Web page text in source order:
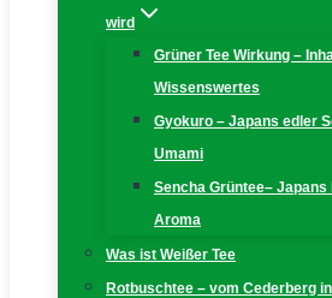
wird
Grüner Tee Wirkung –
Wissenswertes
Gyokuro – Japans edler
Umami
Sencha Grüntee–
Aroma
Was ist Weißer Tee
Rotbuschtee – vom Cederberg